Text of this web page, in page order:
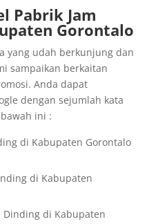
Pabrik Jam
Gorontalo
yang udah berkunjung dan
sampaikan berkaitan
Anda dapat
dengan sejumlah kata
ini :
di Kabupaten Gorontalo
di Kabupaten
Dinding di Kabupaten